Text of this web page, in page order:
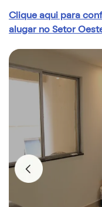
Clique aqui para
alugar no Setor